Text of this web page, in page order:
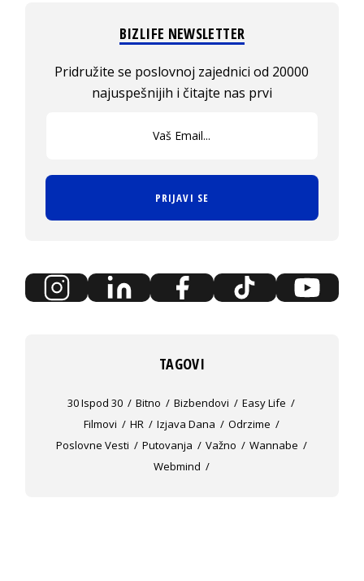
BIZLIFE NEWSLETTER
Pridružite se poslovnoj zajednici od 20000
najuspešnijih i čitajte nas prvi
PRIJAVI SE
TAGOVI
30 Ispod 30 Bitno Bizbendovi
Easy Life
Filmovi
HR Izjava Dana
Odrzime
Poslovne Vesti
Putovanja Važno
Wannabe
Webmind